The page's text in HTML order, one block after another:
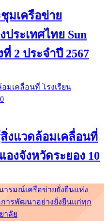
มเครือข่าย
ระเทศไทย Sun
2 ประจำปี 2567
งแวดล้อมเคลื่อนที่
องจังหวัดระยอง 10